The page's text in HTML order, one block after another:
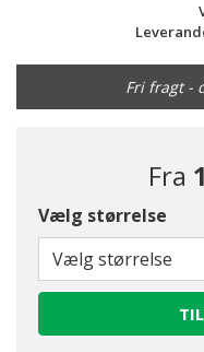
Fri fragt -
Fra
Vælg størrelse
Vælg størrelse